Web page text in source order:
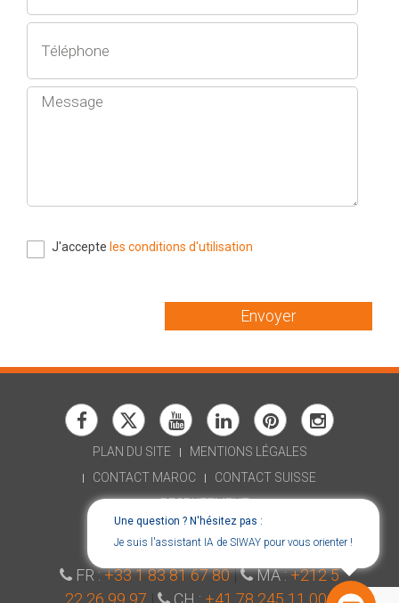
J'accepte les conditions d'utilisation
Envoyer
Une question ? N'hésitez pas :
Je suis l'assistant IA de SIWAY pour vous orienter !
PLAN DU SITE
MENTIONS LÉGALES
CONTACT MAROC
CONTACT SUISSE
RECRUTEMENT
DÉCLARATION D'ACCESSIBILITÉ
FR :+33 1 83 81 67 80| MA :+212 5
22 26 99 97
CH : +41 78 245 11 00|